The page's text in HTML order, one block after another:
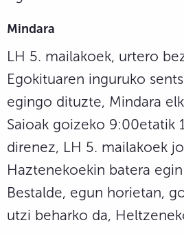
Mindara
LH 5. mailakoek, urtero
Egokituaren inguruko
egingo dituzte, Mindara
Saioak goizeko 9:00etatik
direnez, LH 5. mailakoek
Haztenekoekin batera
Bestalde, egun horietan,
utzi beharko da,